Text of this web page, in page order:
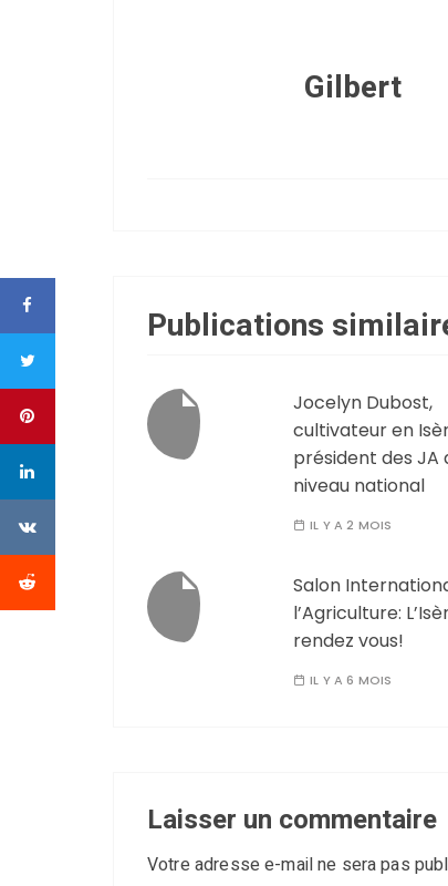
Gilbert
Publications
Jocelyn Dubost,
cultivateur en
président des JA
niveau national
IL Y A 2 MOIS
Salon
l’Agriculture:
rendez vous!
IL Y A 6 MOIS
Laisser un commentaire
Votre adresse e-mail ne sera pas